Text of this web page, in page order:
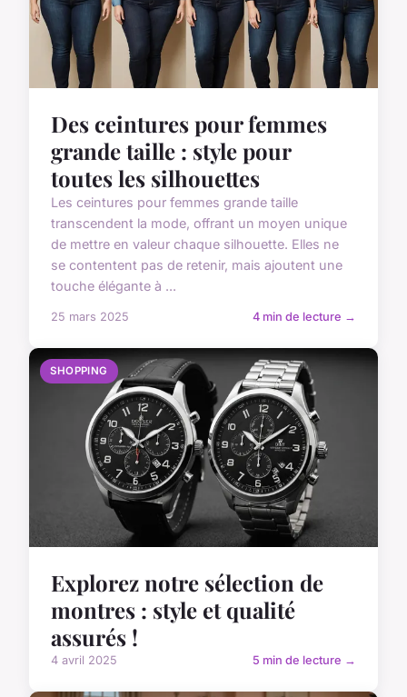
Des ceintures pour femmes
grande taille : style pour
toutes les silhouettes
Les ceintures pour femmes grande taille
transcendent la mode, offrant un moyen unique
de mettre en valeur chaque silhouette. Elles ne
se contentent pas de retenir, mais ajoutent une
touche élégante à ...
25 mars 2025 4 min de lecture →
SHOPPING
Explorez notre sélection de
montres : style et qualité
assurés !
4 avril 2025 5 min de lecture →